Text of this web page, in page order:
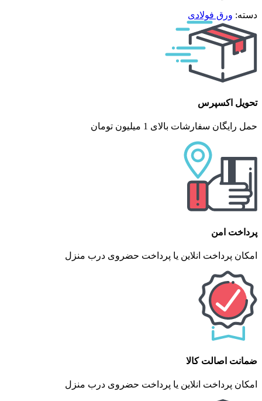
دسته: ورق فولادی
تحویل اکسپرس
حمل رایگان سفارشات بالای 1 میلیون تومان
پرداخت امن
امکان پرداخت انلاین یا پرداخت حضروی درب منزل
ضمانت اصالت کالا
امکان پرداخت انلاین یا پرداخت حضروی درب منزل